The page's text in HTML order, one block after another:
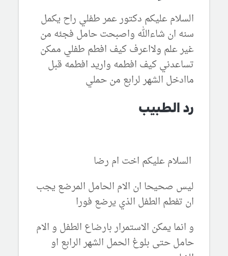
السلام عليكم دكتور عمر طفلي راح يكمل
سنه ان شاءالله واصبحت حامل فجئه من
غير علم ولااعرف كيف افطم طفلي ممكن
تساعدني كيف افطمه واريد افطمه قبل
ماادخل الشهر لرابع من حملي
رد الطبيب
السلام عليكم اخت ام رضا
ليس صحيحا ان الام الحامل المرضع يجب
ان تفطم الطفل الذي يرضع فورا
و انما يمكن الاستمرار بارضاع الطفل و الام
حامل حتى بلوغ الحمل الشهر الرابع او